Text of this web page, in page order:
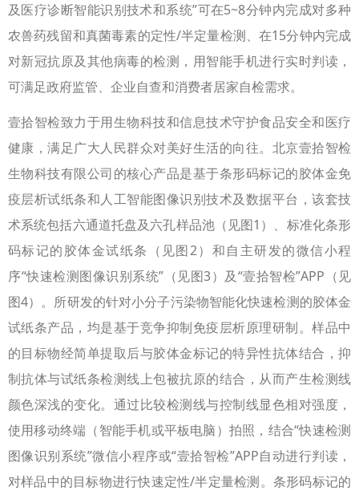
及医疗诊断智能识别技术和系统”可在5~8分钟内完成对多种
农兽药残留和真菌毒素的定性/半定量检测、在15分钟内完成
对新冠抗原及其他病毒的检测，用智能手机进行实时判读，
可满足政府监管、企业自查和消费者居家自检需求。
壹拾智检致力于用生物科技和信息技术守护食品安全和医疗
健康，满足广大人民群众对美好生活的向往。北京壹拾智检
生物科技有限公司的核心产品是基于条形码标记的胶体金免
疫层析试纸条和人工智能图像识别技术及数据平台，该套技
术系统包括六通道托盘及六孔样品池（见图1）、标准化条形
码标记的胶体金试纸条（见图2）和自主研发的微信小程
序“快速检测图像识别系统”（见图3）及“壹拾智检”APP（见
图4）。所研发的针对小分子污染物智能化快速检测的胶体金
试纸条产品，均是基于竞争抑制免疫层析原理研制。样品中
的目标物经简单提取后与胶体金标记的特异性抗体结合，抑
制抗体与试纸条检测线上包被抗原的结合，从而产生检测线
颜色深浅的变化。通过比较检测线与控制线显色相对强度，
使用移动终端（智能手机或平板电脑）拍照，结合“快速检测
图像识别系统”微信小程序或“壹拾智检”APP自动进行判读，
对样品中的目标物进行快速定性/半定量检测。条形码标记的